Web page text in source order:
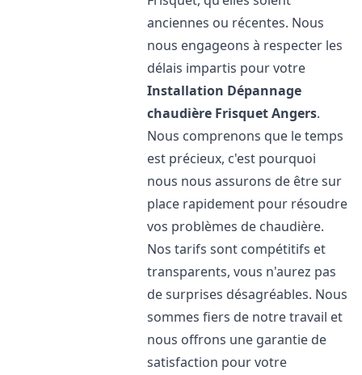
anciennes ou récentes. Nous
nous engageons à respecter les
délais impartis pour votre
Installation Dépannage
chaudière FrisquetAngers.
Nous comprenons que le temps
est précieux, c'est pourquoi
nous nous assurons de être sur
place rapidement pour résoudre
vos problèmes de chaudière.
Nos tarifs sont compétitifs et
transparents, vous n'aurez pas
de surprises désagréables. Nous
sommes fiers de notre travail et
nous offrons une garantie de
satisfaction pour votre